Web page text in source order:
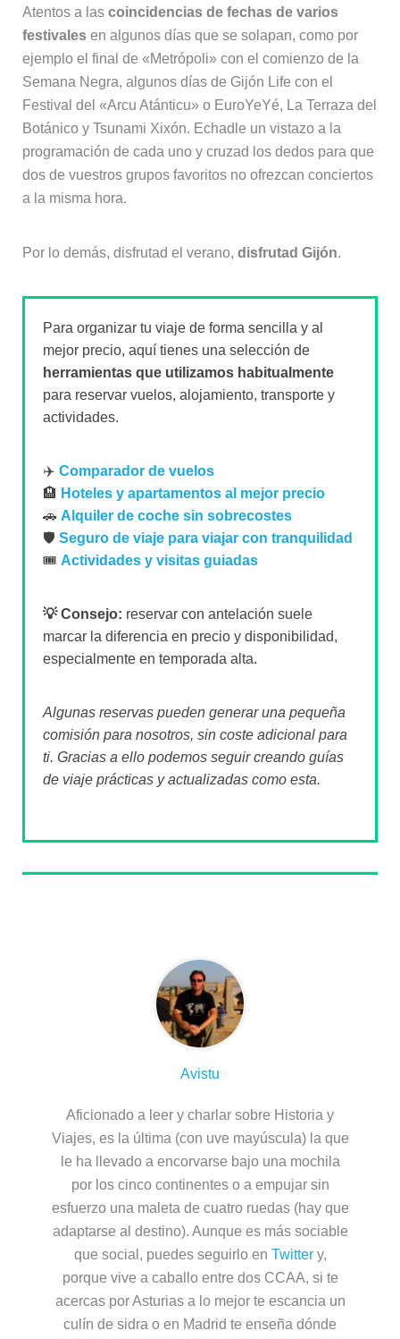
Atentos a las coincidencias de fechas de varios
festivalesen algunos días que se solapan, como por
ejemplo el final de «Metrópoli» con el comienzo de la
Semana Negra, algunos días de Gijón Life con el
Festival del «Arcu Atánticu» o EuroYeYé, La Terraza del
Botánico y Tsunami Xixón. Echadle un vistazo a la
programación de cada uno y cruzad los dedos para que
dos de vuestros grupos favoritos no ofrezcan conciertos
a la misma hora.
Por lo demás, disfrutad el verano, disfrutad Gijón.
Para organizar tu viaje de forma sencilla y al
mejor precio, aquí tienes una selección de
herramientas que utilizamos habitualmente
para reservar vuelos, alojamiento, transporte y
actividades.
✈️ Comparador de vuelos
🏨 Hoteles y apartamentos al mejor precio
🚗 Alquiler de coche sin sobrecostes
🛡️ Seguro de viaje para viajar con tranquilidad
🎟️ Actividades y visitas guiadas
💡 Consejo: reservar con antelación suele
marcar la diferencia en precio y disponibilidad,
especialmente en temporada alta.
Algunas reservas pueden generar una pequeña
comisión para nosotros, sin coste adicional para
ti. Gracias a ello podemos seguir creando guías
de viaje prácticas y actualizadas como esta.
Avistu
Aficionado a leer y charlar sobre Historia y
Viajes, es la última (con uve mayúscula) la que
le ha llevado a encorvarse bajo una mochila
por los cinco continentes o a empujar sin
esfuerzo una maleta de cuatro ruedas (hay que
adaptarse al destino). Aunque es más sociable
que social, puedes seguirlo en Twittery,
porque vive a caballo entre dos CCAA, si te
acercas por Asturias a lo mejor te escancia un
culín de sidra o en Madrid te enseña dónde